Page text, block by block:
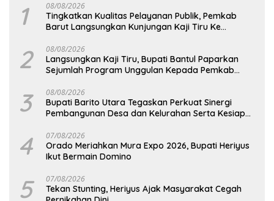
1 08/08/2026
Tingkatkan Kualitas Pelayanan Publik, Pemkab
Barut Langsungkan Kunjungan Kaji Tiru Ke
2 08/08/2026
Langsungkan Kaji Tiru, Bupati Bantul Paparkan
Sejumlah Program Unggulan Kepada Pemkab
3 08/08/2026
Bupati Barito Utara Tegaskan Perkuat Sinergi
Pembangunan Desa dan Kelurahan Serta Kesiapan
4 07/08/2026
Orado Meriahkan Mura Expo 2026, Bupati Heriyus
Ikut Bermain Domino
5 07/08/2026
Tekan Stunting, Heriyus Ajak Masyarakat Cegah